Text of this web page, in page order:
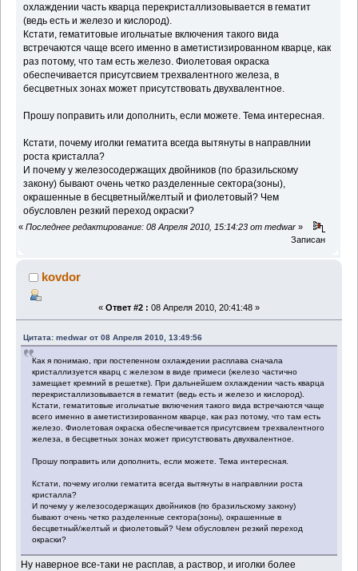
охлаждении часть кварца перекристаллизовывается в гематит
(ведь есть и железо и кислород).
Кстати, гематитовые игольчатые включения такого вида
встречаются чаще всего именно в аметистизированном кварце, как
раз потому, что там есть железо. Фиолетовая окраска
обеспечивается присутсвием трехвалентного железа, в
бесцветных зонах может присутствовать двухвалентное.
Прошу поправить или дополнить, если можете. Тема интересная.
Кстати, почему иголки гематита всегда вытянуты в направлнии
роста кристалла?
И почему у железосодержащих двойников (по бразильскому
закону) бывают очень четко разделенные сектора(зоны),
окрашенные в бесцветный/желтый и фиолетовый? Чем
обусловлен резкий переход окраски?
« Последнее редактирование: 08 Апреля 2010, 15:14:23 от medwar »
Записан
kovdor
« Ответ #2 : 08 Апреля 2010, 20:41:48 »
Цитата: medwar от 08 Апреля 2010, 13:49:56
Как я понимаю, при постепенном охлаждении расплава сначала
кристаллизуется кварц с железом в виде примеси (железо частично
замещает кремний в решетке). При дальнейшем охлаждении часть кварца
перекристаллизовывается в гематит (ведь есть и железо и кислород).
Кстати, гематитовые игольчатые включения такого вида встречаются чаще
всего именно в аметистизированном кварце, как раз потому, что там есть
железо. Фиолетовая окраска обеспечивается присутсвием трехвалентного
железа, в бесцветных зонах может присутствовать двухвалентное.
Прошу поправить или дополнить, если можете. Тема интересная.
Кстати, почему иголки гематита всегда вытянуты в направлнии роста
кристалла?
И почему у железосодержащих двойников (по бразильскому закону)
бывают очень четко разделенные сектора(зоны), окрашенные в
бесцветный/желтый и фиолетовый? Чем обусловлен резкий переход
окраски?
Ну наверное все-таки не расплав, а раствор, и иголки более